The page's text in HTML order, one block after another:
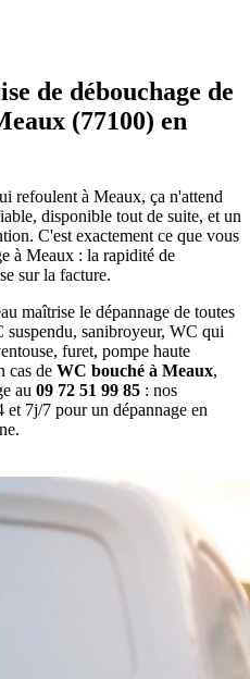
de débouchage de
(77100) en
refoulent à Meaux, ça n'attend
disponible tout de suite, et un
C'est exactement ce que vous
à Meaux : la rapidité de
sur la facture.
maîtrise le dépannage de toutes
sanibroyeur, WC qui
furet, pompe haute
cas de WC bouché à Meaux,
au 09 72 51 99 85 : nos
7j/7 pour un dépannage en